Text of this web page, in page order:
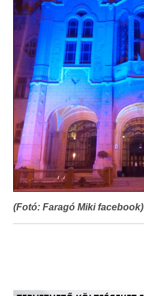
(Fotó: Faragó Miki facebook)